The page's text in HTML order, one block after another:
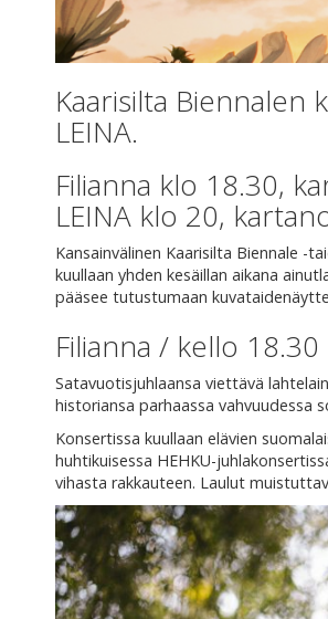
Kaarisilta Biennalen
LEINA.
Filianna klo 18.30,
LEINA klo 20,
Kansainvälinen Kaarisilta Biennale -
kuullaan yhden kesäillan aikana
pääsee tutustumaan
Filianna / kello
Satavuotisjuhlaansa viettävä
historiansa parhaassa vahvuudessa
Konsertissa kuullaan elävien
huhtikuisessa HEHKU-
vihasta rakkauteen. Laulut